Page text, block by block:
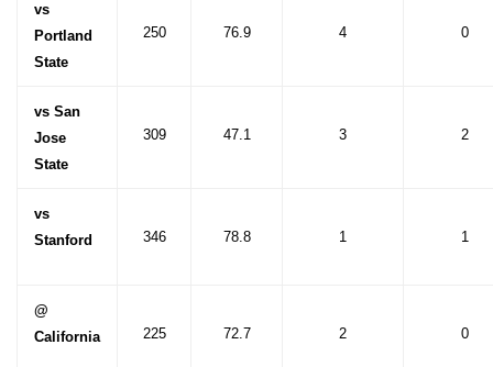
vs
Portland
State
250 76.9 4 0
vs San
Jose
State
309 47.1 3 2
vs
Stanford
346 78.8 1 1
@
California
225 72.7 2 0